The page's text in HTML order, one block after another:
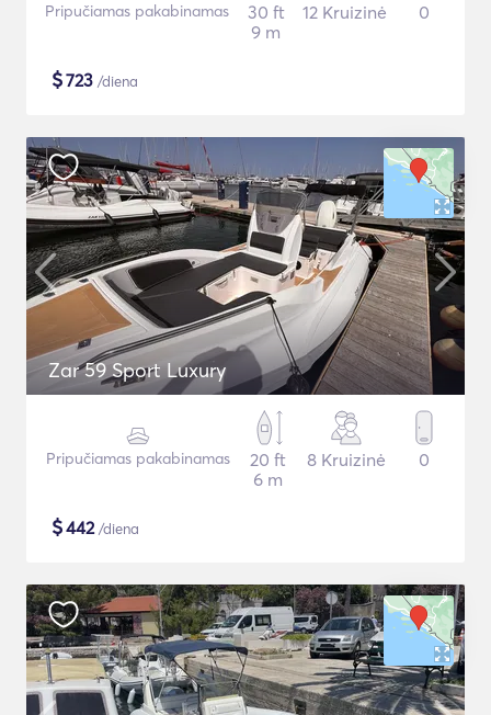
Pripučiamas pakabinamas
30 ft
9 m
12 Kruizinė 0
$723 /diena
Zar 59 Sport Luxury
Pripučiamas pakabinamas
20 ft
6 m
8 Kruizinė 0
$442/diena